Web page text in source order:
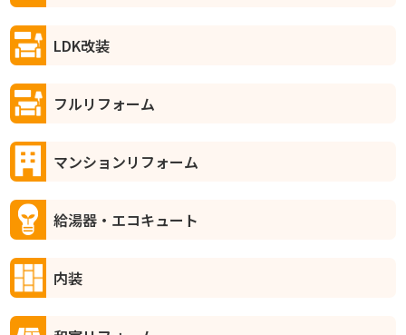
LDK改装
フルリフォーム
マンションリフォーム
給湯器・エコキュート
内装